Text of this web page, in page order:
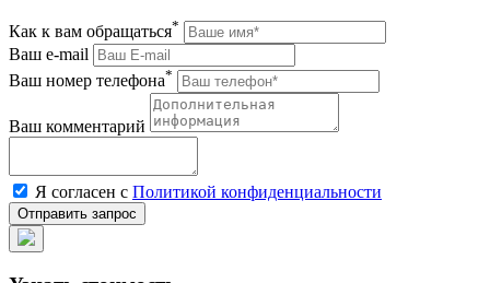
Как к вам обращаться*
Ваш e-mail
Ваш номер телефона*
Ваш комментарий
Я согласен с Политикой конфиденциальности